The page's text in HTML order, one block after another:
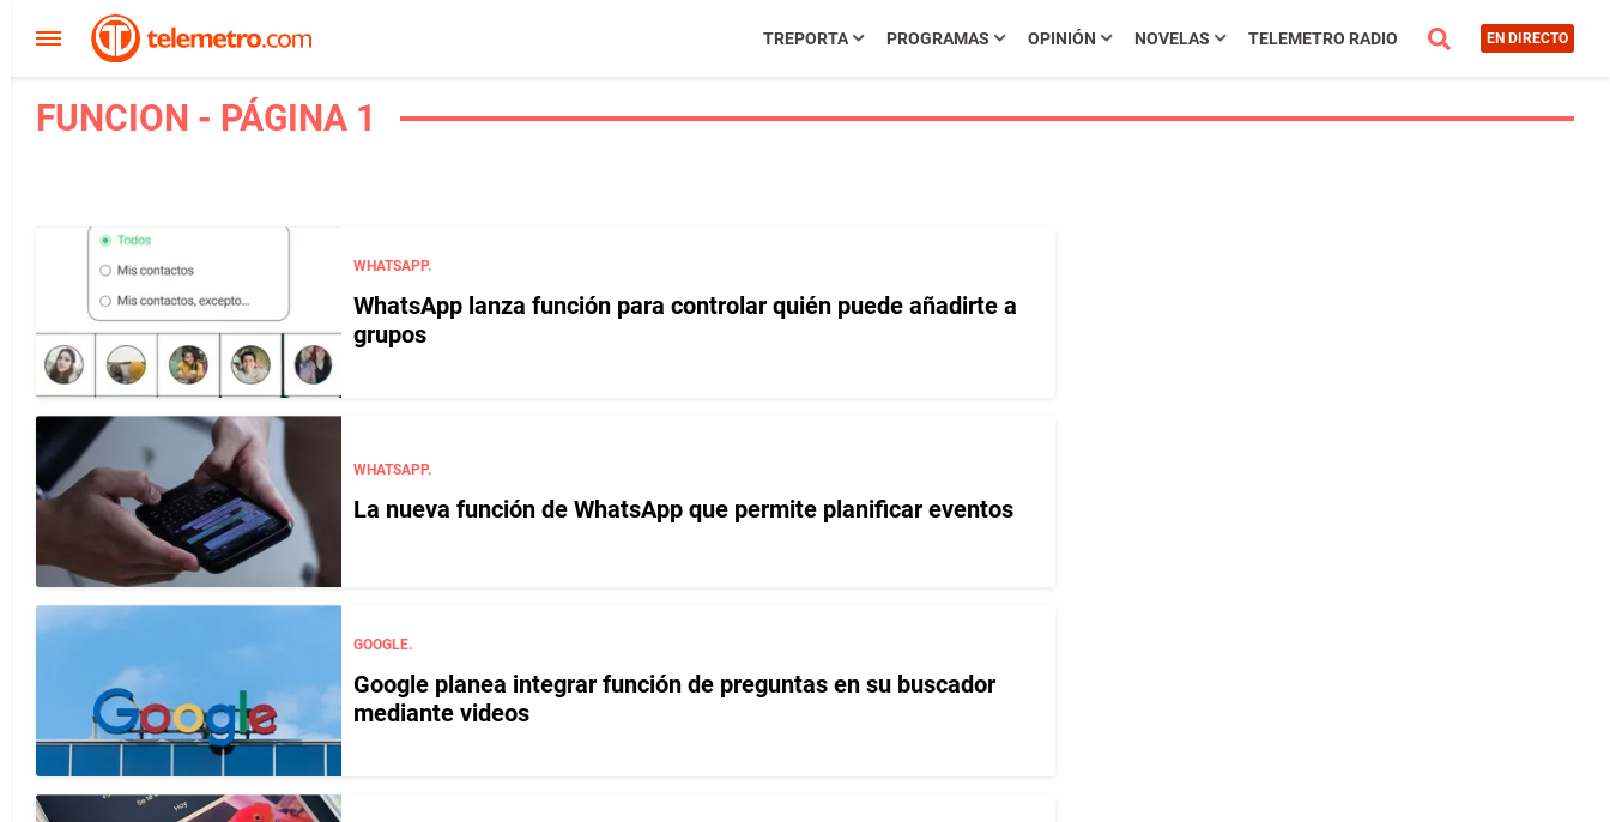
TREPORTA PROGRAMAS OPINIÓN NOVELAS TELEMETRO RADIO EN DIRECTO
FUNCION - PÁGINA 1
WHATSAPP.
WhatsApp lanza función para controlar quién puede añadirte a
grupos
WHATSAPP.
La nueva función de WhatsApp que permite planificar eventos
GOOGLE.
Google planea integrar función de preguntas en su buscador
mediante videos